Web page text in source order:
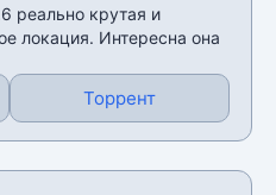
реально крутая и
локация. Интересна она
Торрент